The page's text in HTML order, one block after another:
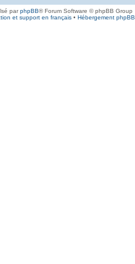
parphpBB® Forum Software © phpBB Group
et support en français• Hébergement phpBB